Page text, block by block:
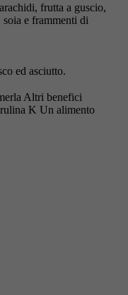
frutta a guscio,
soia e frammenti di
ed asciutto.
Altri benefici
K Un alimento